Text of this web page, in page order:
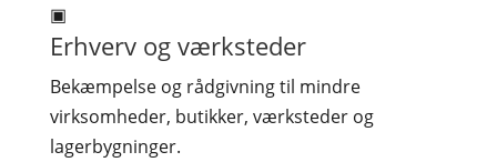
▣
Erhverv og værksteder
Bekæmpelse og rådgivning til mindre
virksomheder, butikker, værksteder og
lagerbygninger.